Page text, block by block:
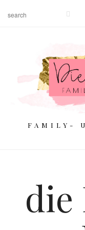
FAMILY-
die